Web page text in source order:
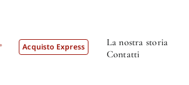
Acquisto Express
La nostra storia
Contatti